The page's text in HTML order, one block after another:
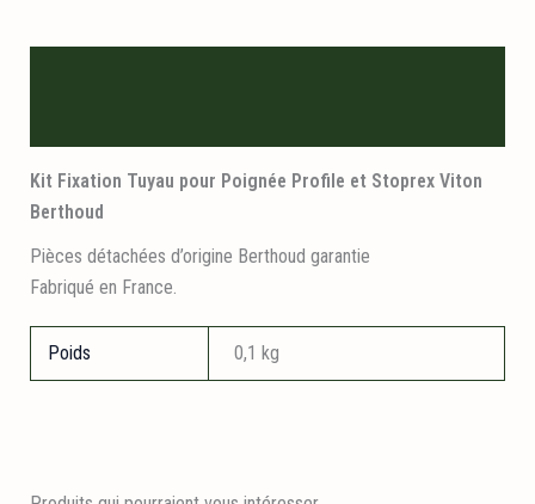
Kit Fixation Tuyau pour Poignée Profile et Stoprex Viton
Berthoud
Pièces détachées d’origine Berthoud garantie
Fabriqué en France.
Poids 0,1 kg